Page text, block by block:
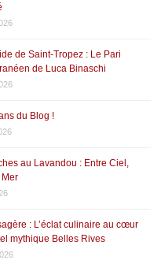
de Saint-Tropez : Le Pari
de Luca Binaschi
du Blog !
au Lavandou : Entre Ciel,
Mer
: L’éclat culinaire au cœur
mythique Belles Rives